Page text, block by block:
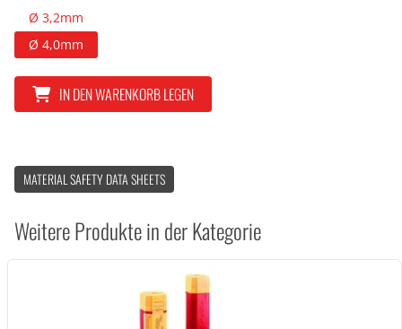
Ø 3,2mm
Ø 4,0mm
IN DEN WARENKORB LEGEN
MATERIAL SAFETY DATA SHEETS
Weitere Produkte in der Kategorie